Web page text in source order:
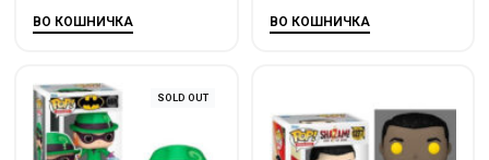
ВО КОШНИЧКА ВО КОШНИЧКА
SOLD OUT